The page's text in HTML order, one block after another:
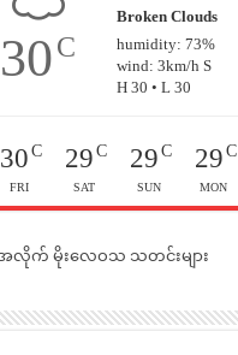
30C
Broken Clouds
humidity: 73%
wind: 3km/h S
H 30 • L 30
30 C
FRI
29 C
SAT
29 C
SUN
29 C
MON
လိုက် မိုးလေဝသ သတင်းများ